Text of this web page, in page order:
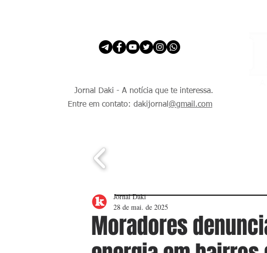
Jornal Daki - A notícia que te interessa.
Entre em contato: dakijornal @gmail.com
Moradores
Jornal Daki
28 de mai. de 2025